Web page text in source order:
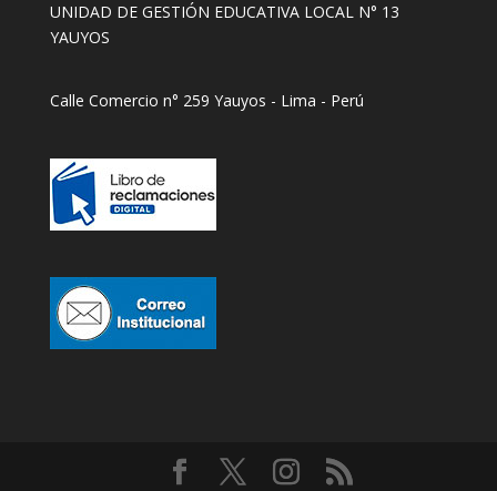
UNIDAD DE GESTIÓN EDUCATIVA LOCAL N° 13
YAUYOS
Calle Comercio n° 259 Yauyos - Lima - Perú